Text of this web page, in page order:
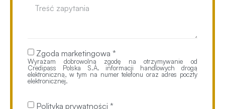
Zgoda marketingowa *
Wyrażam dobrowolną zgodę na otrzymywanie od
Credipass Polska S.A. informacji handlowych drogą
elektroniczną, w tym na numer telefonu oraz adres poczty
elektronicznej.
Polityka prywatności *